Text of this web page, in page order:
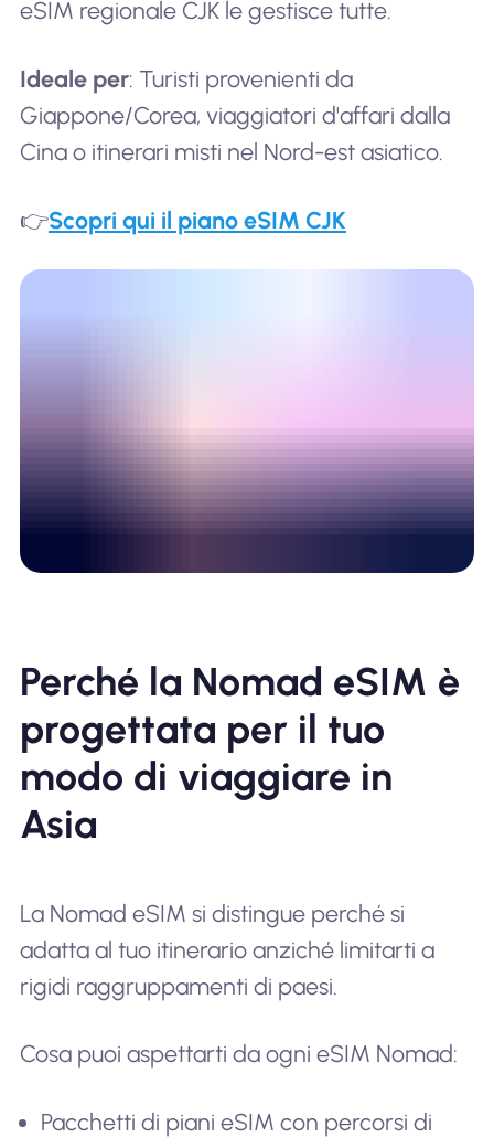
eSIM regionale CJK le gestisce tutte.
Ideale per: Turisti provenienti da
Giappone/Corea, viaggiatori d'affari dalla
Cina o itinerari misti nel Nord-est asiatico.
👉Scopri qui il piano eSIM CJK
Perché la Nomad eSIM è
progettata per il tuo
modo di viaggiare in
Asia
La Nomad eSIM si distingue perché si
adatta al tuo itinerario anziché limitarti a
rigidi raggruppamenti di paesi.
Cosa puoi aspettarti da ogni eSIM Nomad:
Pacchetti di piani eSIM con percorsi di